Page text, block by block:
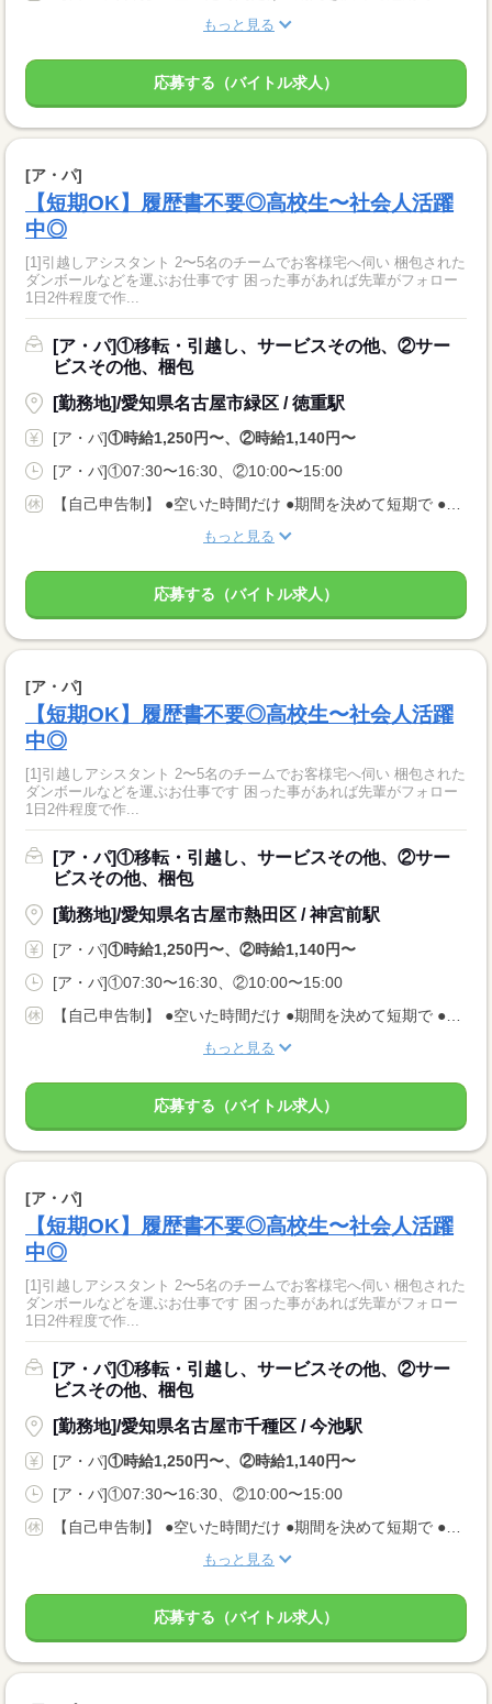
もっと見る
応募する（バイトル求人）
[ア・パ]
【短期OK】履歴書不要◎高校生〜社会人活躍
中◎
[1]引越しアシスタント 2〜5名のチームでお客様宅へ伺い 梱包された
ダンボールなどを運ぶお仕事です 困った事があれば先輩がフォロー
1日2件程度で作...
[ア・パ]①移転・引越し、サービスその他、②サー
ビスその他、梱包
[勤務地]/愛知県名古屋市緑区 / 徳重駅
[ア・パ]①時給1,250円〜、②時給1,140円〜
[ア・パ]①07:30〜16:30、②10:00〜15:00
【自己申告制】 ●空いた時間だけ ●期間を決めて短期で ●週3日でバランスよく ◎仕事は毎日あります！ 入りたい時に入って、休みたい時に休む♪ ★安定してお仕事あり AMのみ/PMのみもOK♪
もっと見る
応募する（バイトル求人）
[ア・パ]
【短期OK】履歴書不要◎高校生〜社会人活躍
中◎
[1]引越しアシスタント 2〜5名のチームでお客様宅へ伺い 梱包された
ダンボールなどを運ぶお仕事です 困った事があれば先輩がフォロー
1日2件程度で作...
[ア・パ]①移転・引越し、サービスその他、②サー
ビスその他、梱包
[勤務地]/愛知県名古屋市熱田区 / 神宮前駅
[ア・パ]①時給1,250円〜、②時給1,140円〜
[ア・パ]①07:30〜16:30、②10:00〜15:00
【自己申告制】 ●空いた時間だけ ●期間を決めて短期で ●週3日でバランスよく ◎仕事は毎日あります！ 入りたい時に入って、休みたい時に休む♪ ★安定してお仕事あり AMのみ/PMのみもOK♪
もっと見る
応募する（バイトル求人）
[ア・パ]
【短期OK】履歴書不要◎高校生〜社会人活躍
中◎
[1]引越しアシスタント 2〜5名のチームでお客様宅へ伺い 梱包された
ダンボールなどを運ぶお仕事です 困った事があれば先輩がフォロー
1日2件程度で作...
[ア・パ]①移転・引越し、サービスその他、②サー
ビスその他、梱包
[勤務地]/愛知県名古屋市千種区 / 今池駅
[ア・パ]①時給1,250円〜、②時給1,140円〜
[ア・パ]①07:30〜16:30、②10:00〜15:00
【自己申告制】 ●空いた時間だけ ●期間を決めて短期で ●週3日でバランスよく ◎仕事は毎日あります！ 入りたい時に入って、休みたい時に休む♪ ★安定してお仕事あり AMのみ/PMのみもOK♪
もっと見る
応募する（バイトル求人）